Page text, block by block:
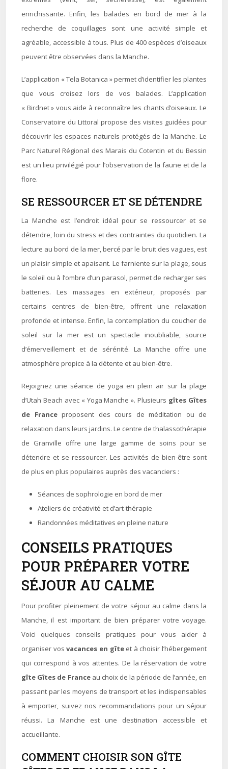
enrichissante. Enfin, les balades en bord de mer à la
recherche de coquillages sont une activité simple et
agréable, accessible à tous. Plus de 400 espèces d’oiseaux
peuvent être observées dans la Manche.
L’application « Tela Botanica » permet d’identifier les plantes
que vous croisez lors de vos balades. L’application
« Birdnet » vous aide à reconnaître les chants d’oiseaux. Le
Conservatoire du Littoral propose des visites guidées pour
découvrir les espaces naturels protégés de la Manche. Le
Parc Naturel Régional des Marais du Cotentin et du Bessin
est un lieu privilégié pour l’observation de la faune et de la
flore.
SE RESSOURCER ET SE DÉTENDRE
La Manche est l’endroit idéal pour se ressourcer et se
détendre, loin du stress et des contraintes du quotidien. La
lecture au bord de la mer, bercé par le bruit des vagues, est
un plaisir simple et apaisant. Le farniente sur la plage, sous
le soleil ou à l’ombre d’un parasol, permet de recharger ses
batteries. Les massages en extérieur, proposés par
certains centres de bien-être, offrent une relaxation
profonde et intense. Enfin, la contemplation du coucher de
soleil sur la mer est un spectacle inoubliable, source
d’émerveillement et de sérénité. La Manche offre une
atmosphère propice à la détente et au bien-être.
Rejoignez une séance de yoga en plein air sur la plage
d’Utah Beach avec « Yoga Manche ». Plusieurs gîtes Gîtes
de France proposent des cours de méditation ou de
relaxation dans leurs jardins. Le centre de thalassothérapie
de Granville offre une large gamme de soins pour se
détendre et se ressourcer. Les activités de bien-être sont
de plus en plus populaires auprès des vacanciers :
Séances de sophrologie en bord de mer
Ateliers de créativité et d’art-thérapie
Randonnées méditatives en pleine nature
CONSEILS PRATIQUES
POUR PRÉPARER VOTRE
SÉJOUR AU CALME
Pour profiter pleinement de votre séjour au calme dans la
Manche, il est important de bien préparer votre voyage.
Voici quelques conseils pratiques pour vous aider à
organiser vosvacances en gîte et à choisir l’hébergement
qui correspond à vos attentes. De la réservation de votre
gîte Gîtes de France au choix de la période de l’année, en
passant par les moyens de transport et les indispensables
à emporter, suivez nos recommandations pour un séjour
réussi. La Manche est une destination accessible et
accueillante.
COMMENT CHOISIR SON GÎTE